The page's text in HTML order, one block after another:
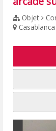
Objet
Casablanca